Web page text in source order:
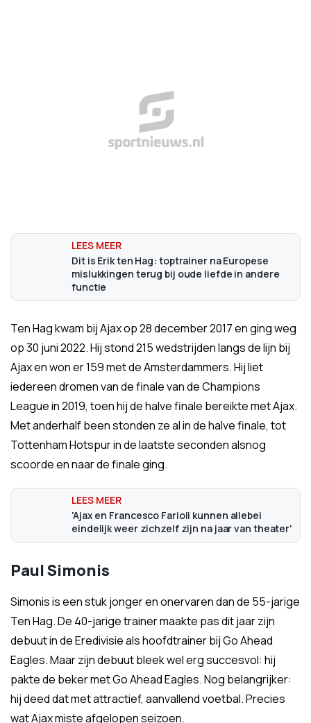
Dit is Erik ten Hag: toptrainer na Europese
mislukkingen terug bij oude liefde in andere
functie
Ten Hag kwam bij Ajax op 28 december 2017 en ging weg
op 30 juni 2022. Hij stond 215 wedstrijden langs de lijn bij
Ajax en won er 159 met de Amsterdammers. Hij liet
iedereen dromen van de finale van de Champions
League in 2019, toen hij de halve finale bereikte met Ajax.
Met anderhalf been stonden ze al in de halve finale, tot
Tottenham Hotspur in de laatste seconden alsnog
scoorde en naar de finale ging.
'Ajax en Francesco Farioli kunnen allebei
eindelijk weer zichzelf zijn na jaar van theater'
Paul Simonis
Simonis is een stuk jonger en onervaren dan de 55-jarige
Ten Hag. De 40-jarige trainer maakte pas dit jaar zijn
debuut in de Eredivisie als hoofdtrainer bij Go Ahead
Eagles. Maar zijn debuut bleek wel erg succesvol: hij
pakte de beker met Go Ahead Eagles. Nog belangrijker:
hij deed dat met attractief, aanvallend voetbal. Precies
wat Ajax miste afgelopen seizoen.